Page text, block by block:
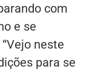
com
e se
neste
para se